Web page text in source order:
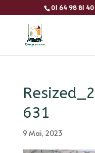
01 64 98 81 40
631
9 Mai, 2023